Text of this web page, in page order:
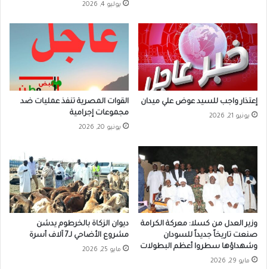
يوليو 4, 2026
إعتذار واجب للسيد عوض علي ميدان
يونيو 21, 2026
القوات المصرية تنفذ عمليات ضد
مجموعات إجرامية
يونيو 20, 2026
وزير العدل من كسلا: معركة الكرامة
صنعت تاريخاً جديداً للسودان
وشهداؤها سطروا أعظم البطولات
مايو 29, 2026
ديوان الزكاة بالخرطوم يدشن
مشروع الأضاحي لـ7 آلاف أسرة
مايو 25, 2026